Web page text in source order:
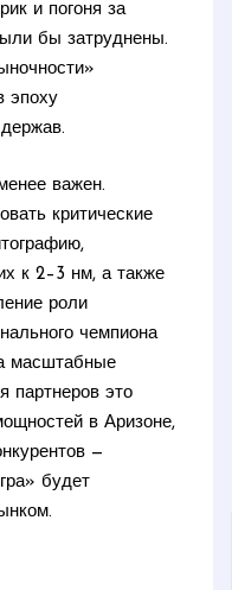
и погоня за
бы затруднены.
эпоху
важен.
критические
к 2–3 нм, а также
роли
чемпиона
масштабные
партнеров это
в Аризоне,
—
будет